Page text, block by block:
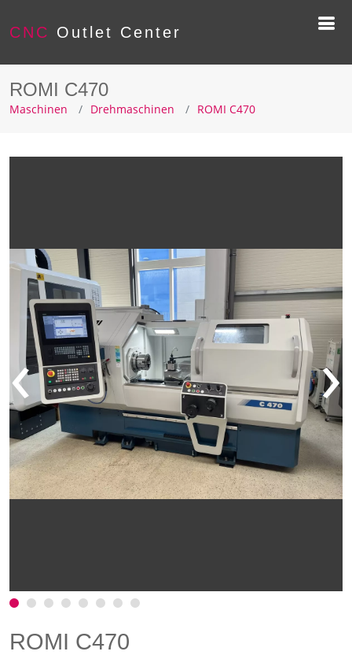
CNC Outlet Center
ROMI C470
Maschinen Drehmaschinen ROMI C470
‹ ›
ROMI C470